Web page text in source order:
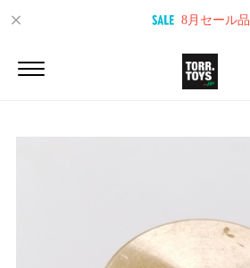
8月セール品